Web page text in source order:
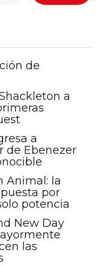
de
a
a
de Ebenezer
Animal: la
por
potencia
New Day
las